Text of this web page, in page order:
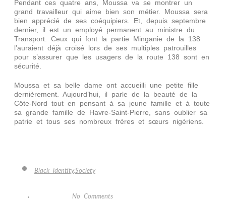
Pendant ces quatre ans, Moussa va se montrer un
grand travailleur qui aime bien son métier. Moussa sera
bien apprécié de ses coéquipiers. Et, depuis septembre
dernier, il est un employé permanent au ministre du
Transport. Ceux qui font la partie Minganie de la 138
l’auraient déjà croisé lors de ses multiples patrouilles
pour s’assurer que les usagers de la route 138 sont en
sécurité.
Moussa et sa belle dame ont accueilli une petite fille
dernièrement. Aujourd’hui, il parle de la beauté de la
Côte-Nord tout en pensant à sa jeune famille et à toute
sa grande famille de Havre-Saint-Pierre, sans oublier sa
patrie et tous ses nombreux frères et sœurs nigériens.
Black identity,Society
No Comments